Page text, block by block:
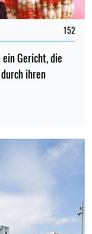
152
Gericht, die
ihren